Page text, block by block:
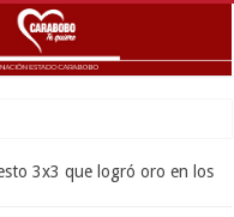
de más
3x3 que logró oro en los